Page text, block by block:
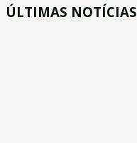
ÚLTIMAS NOTÍCIAS